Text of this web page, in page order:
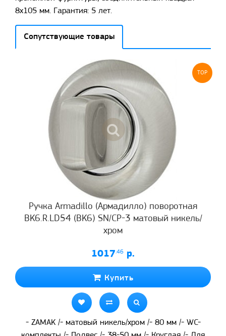
8x105 мм. Гарантия: 5 лет.
Сопутствующие товары
TOP
Ручка Armadillo (Армадилло) поворотная
BK6.R.LD54 (BK6) SN/CP-3 матовый никель/
хром
1017.46 р.
Купить
- ZAMAK /- матовый никель/хром /- 80 мм /- WC-